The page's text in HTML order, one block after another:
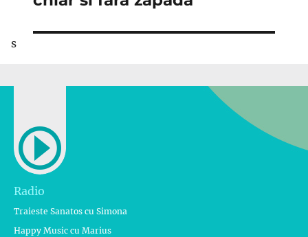
s
Radio
Traieste Sanatos cu Simona
Happy Music cu Marius